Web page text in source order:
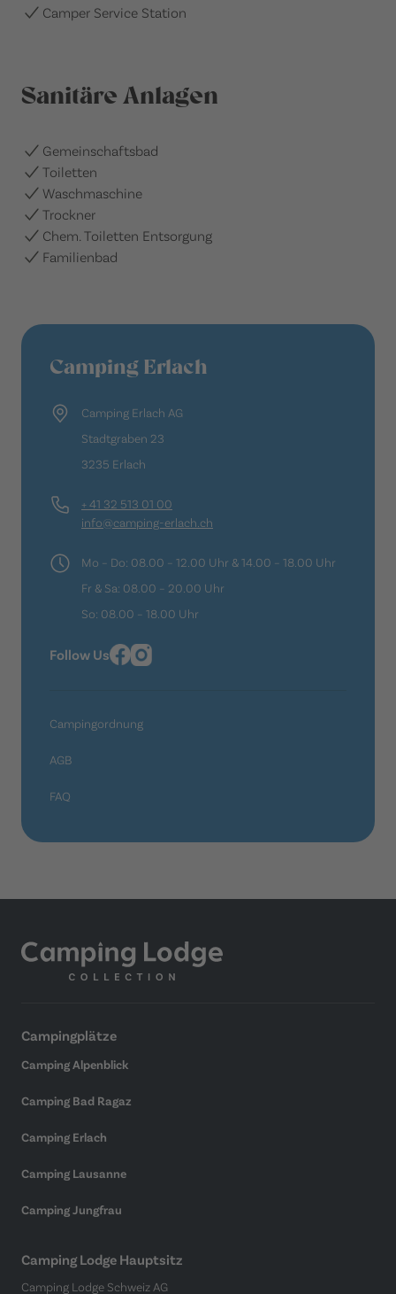
Camper Service Station
Sanitäre Anlagen
Gemeinschaftsbad
Toiletten
Waschmaschine
Trockner
Chem. Toiletten Entsorgung
Familienbad
Camping Erlach
Camping Erlach AG
Stadtgraben 23
3235 Erlach
+ 41 32 513 01 00
info@camping-erlach.ch
Mo – Do: 08.00 – 12.00 Uhr & 14.00 – 18.00 Uhr
Fr & Sa: 08.00 – 20.00 Uhr
So: 08.00 – 18.00 Uhr
Follow Us
Campingordnung
AGB
FAQ
Campingplätze
Camping Alpenblick
Camping Bad Ragaz
Camping Erlach
Camping Lausanne
Camping Jungfrau
Camping Lodge Hauptsitz
Camping Lodge Schweiz AG